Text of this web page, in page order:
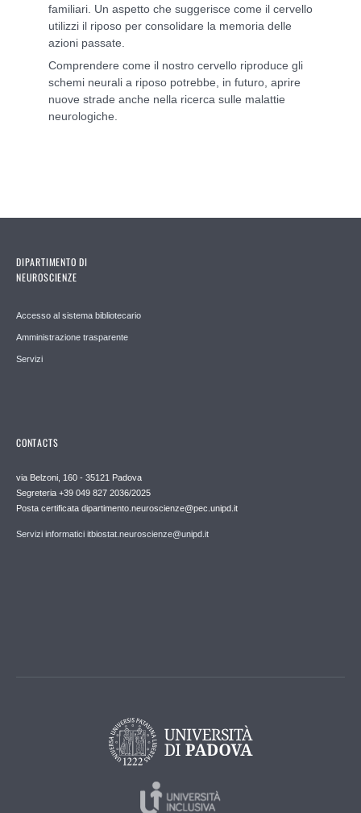
familiari. Un aspetto che suggerisce come il cervello
utilizzi il riposo per consolidare la memoria delle
azioni passate.
Comprendere come il nostro cervello riproduce gli
schemi neurali a riposo potrebbe, in futuro, aprire
nuove strade anche nella ricerca sulle malattie
neurologiche.
DIPARTIMENTO DI
NEUROSCIENZE
Accesso al sistema bibliotecario
Amministrazione trasparente
Servizi
CONTACTS
via Belzoni, 160 - 35121 Padova
Segreteria +39 049 827 2036/2025
Posta certificata dipartimento.neuroscienze@pec.unipd.it
Servizi informatici itbiostat.neuroscienze@unipd.it